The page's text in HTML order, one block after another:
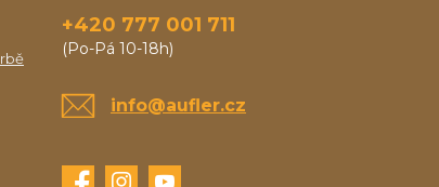
+420 777 001 711
(Po-Pá 10-18h)
info@aufler.cz